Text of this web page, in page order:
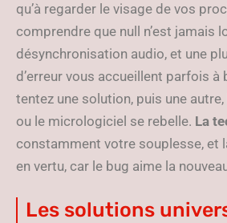
qu’à regarder le visage de vos
comprendre que null n’est jamais
désynchronisation audio, et une
d’erreur vous accueillent parfois à
tentez une solution, puis une
ou le micrologiciel se rebelle. La
constamment votre souplesse, et
en vertu, car le bug aime la
Les solutions